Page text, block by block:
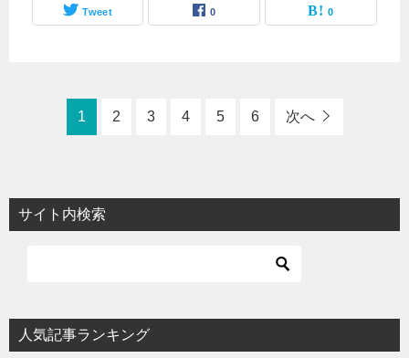
Tweet 0 0
1 2 3 4 5 6 次へ
サイト内検索
人気記事ランキング